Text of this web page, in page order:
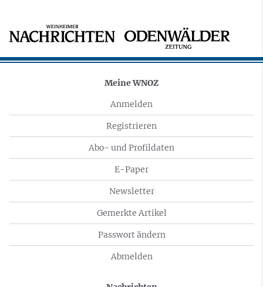
Meine WNOZ
Anmelden
Registrieren
Abo- und Profildaten
E-Paper
Newsletter
Gemerkte Artikel
Passwort ändern
Abmelden